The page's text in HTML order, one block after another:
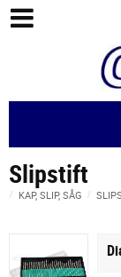
Slipstift
KAP, SLIP, SÅG